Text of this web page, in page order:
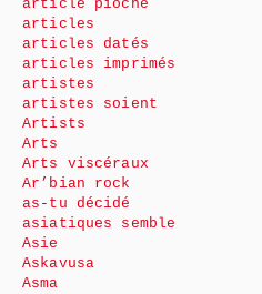
article pioché
articles
articles datés
articles imprimés
artistes
artistes soient
Artists
Arts
Arts viscéraux
Ar’bian rock
as-tu décidé
asiatiques semble
Asie
Askavusa
Asma